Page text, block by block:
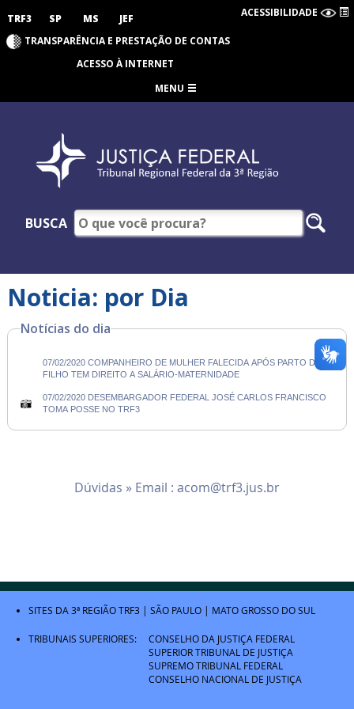
TRF3 SP MS JEF ACESSIBILIDADE
TRANSPARÊNCIA E PRESTAÇÃO DE CONTAS
ACESSO À INTERNET
MENU
BUSCA
Noticia: por Dia
Notícias do dia
07/02/2020 COMPANHEIRO DE MULHER FALECIDA APÓS PARTO DE
FILHO TEM DIREITO A SALÁRIO-MATERNIDADE
07/02/2020 DESEMBARGADOR FEDERAL JOSÉ CARLOS FRANCISCO
TOMA POSSE NO TRF3
Dúvidas » Email : acom@trf3.jus.br
SITES DA 3ª REGIÃOTRF3 | SÃO PAULO | MATO GROSSO DO SUL
TRIBUNAIS SUPERIORES:
CONSELHO DA JUSTIÇA FEDERAL
SUPERIOR TRIBUNAL DE JUSTIÇA
SUPREMO TRIBUNAL FEDERAL
CONSELHO NACIONAL DE JUSTIÇA